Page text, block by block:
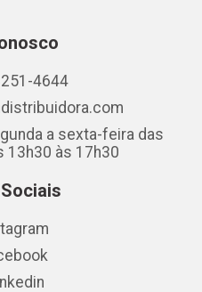
4644
a sexta-feira das
13h30 às 17h30